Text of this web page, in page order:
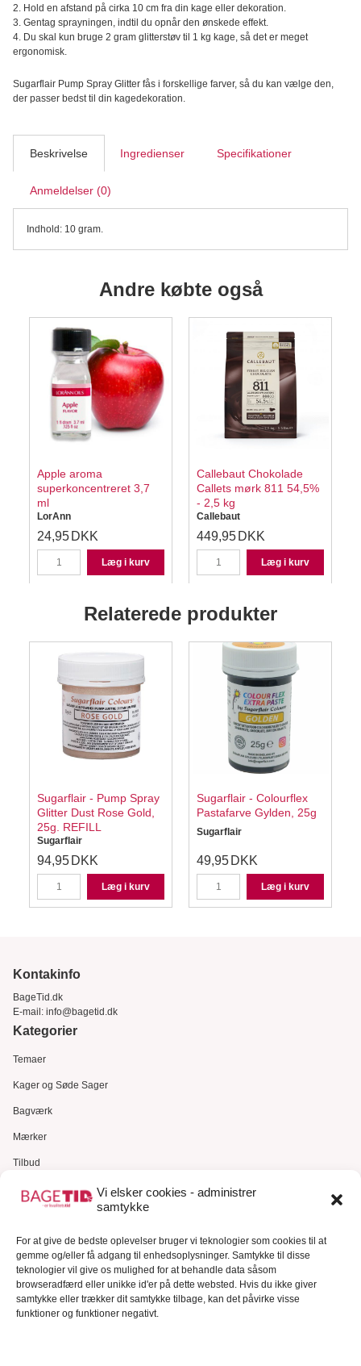
Vi elsker cookies - administrer
samtykke
For at give de bedste oplevelser bruger vi teknologier som cookies til at
gemme og/eller få adgang til enhedsoplysninger. Samtykke til disse
teknologier vil give os mulighed for at behandle data såsom
browseradfærd eller unikke id'er på dette websted. Hvis du ikke giver
samtykke eller trækker dit samtykke tilbage, kan det påvirke visse
funktioner og funktioner negativt.
2. Hold en afstand på cirka 10 cm fra din kage eller dekoration.
3. Gentag sprayningen, indtil du opnår den ønskede effekt.
4. Du skal kun bruge 2 gram glitterstøv til 1 kg kage, så det er meget
ergonomisk.
Sugarflair Pump Spray Glitter fås i forskellige farver, så du kan vælge den,
der passer bedst til din kagedekoration.
Beskrivelse Ingredienser Specifikationer
Anmeldelser (0)
Indhold: 10 gram.
Andre købte også
Apple aroma
superkoncentreret 3,7
ml
LorAnn
24,95 DKK
Læg i kurv
Callebaut Chokolade
Callets mørk 811 54,5%
- 2,5 kg
Callebaut
449,95 DKK
Læg i kurv
Relaterede produkter
Sugarflair - Pump Spray
Glitter Dust Rose Gold,
25g. REFILL
Sugarflair
94,95 DKK
Læg i kurv
Sugarflair - Colourflex
Pastafarve Gylden, 25g
Sugarflair
49,95 DKK
Læg i kurv
Kontakinfo
BageTid.dk
E-mail: info@bagetid.dk
Kategorier
Temaer
Kager og Søde Sager
Bagværk
Mærker
Tilbud
Gavekort
Kundeservice
Kundeservice
FAQ – Ofte stillede spørgsmål
Om Bagetid.dk
Se Fødevarestyrelsens smiley-rapporter